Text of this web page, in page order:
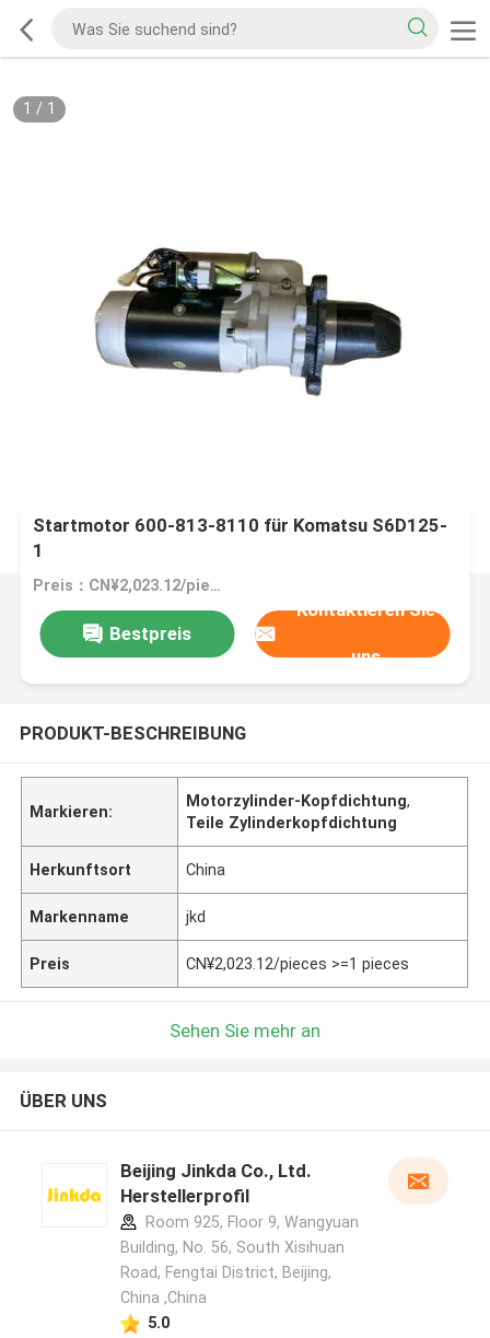
1 / 1
Startmotor 600-813-8110 für Komatsu S6D125-
1
Preis：CN¥2,023.12/pieces >=1 pieces
Bestpreis
Kontaktieren Sie
uns
PRODUKT-BESCHREIBUNG
Markieren:
Motorzylinder-Kopfdichtung,
Teile Zylinderkopfdichtung
Herkunftsort China
Markenname jkd
Preis CN¥2,023.12/pieces >=1 pieces
Sehen Sie mehr an
ÜBER UNS
Beijing Jinkda Co., Ltd.
Herstellerprofil
Room 925, Floor 9, Wangyuan
Building, No. 56, South Xisihuan
Road, Fengtai District, Beijing,
China ,China
5.0